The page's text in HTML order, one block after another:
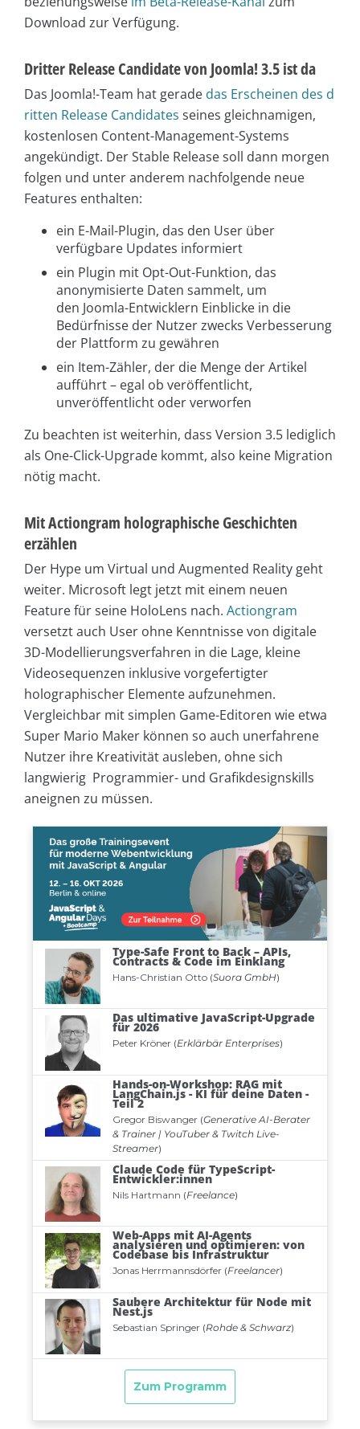
Download zur Verfügung.
Dritter Release Candidate von Joomla! 3.5 ist da
Das Joomla!-Team hat gerade das Erscheinen des d
ritten Release Candidates seines gleichnamigen,
kostenlosen Content-Management-Systems
angekündigt. Der Stable Release soll dann morgen
folgen und unter anderem nachfolgende neue
Features enthalten:
ein E-Mail-Plugin, das den User über
verfügbare Updates informiert
ein Plugin mit Opt-Out-Funktion, das
anonymisierte Daten sammelt, um
den Joomla-Entwicklern Einblicke in die
Bedürfnisse der Nutzer zwecks Verbesserung
der Plattform zu gewähren
ein Item-Zähler, der die Menge der Artikel
aufführt – egal ob veröffentlicht,
unveröffentlicht oder verworfen
Zu beachten ist weiterhin, dass Version 3.5 lediglich
als One-Click-Upgrade kommt, also keine Migration
nötig macht.
Mit Actiongram holographische Geschichten
erzählen
Der Hype um Virtual und Augmented Reality geht
weiter. Microsoft legt jetzt mit einem neuen
Feature für seine HoloLens nach. Actiongram
versetzt auch User ohne Kenntnisse von digitale
3D-Modellierungsverfahren in die Lage, kleine
Videosequenzen inklusive vorgefertigter
holographischer Elemente aufzunehmen.
Vergleichbar mit simplen Game-Editoren wie etwa
Super Mario Maker können so auch unerfahrene
Nutzer ihre Kreativität ausleben, ohne sich
langwierig Programmier- und Grafikdesignskills
aneignen zu müssen.